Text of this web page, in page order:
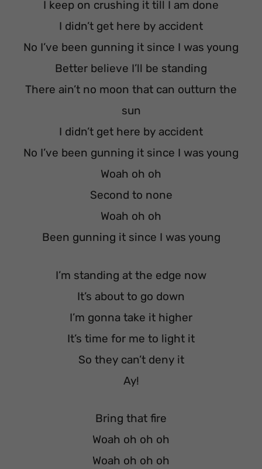
I keep on crushing it till I am done
I didn’t get here by accident
No I’ve been gunning it since I was young
Better believe I’ll be standing
There ain’t no moon that can outturn the
sun
I didn’t get here by accident
No I’ve been gunning it since I was young
Woah oh oh
Second to none
Woah oh oh
Been gunning it since I was young
I’m standing at the edge now
It’s about to go down
I’m gonna take it higher
It’s time for me to light it
So they can’t deny it
Ay!
Bring that fire
Woah oh oh oh
Woah oh oh oh